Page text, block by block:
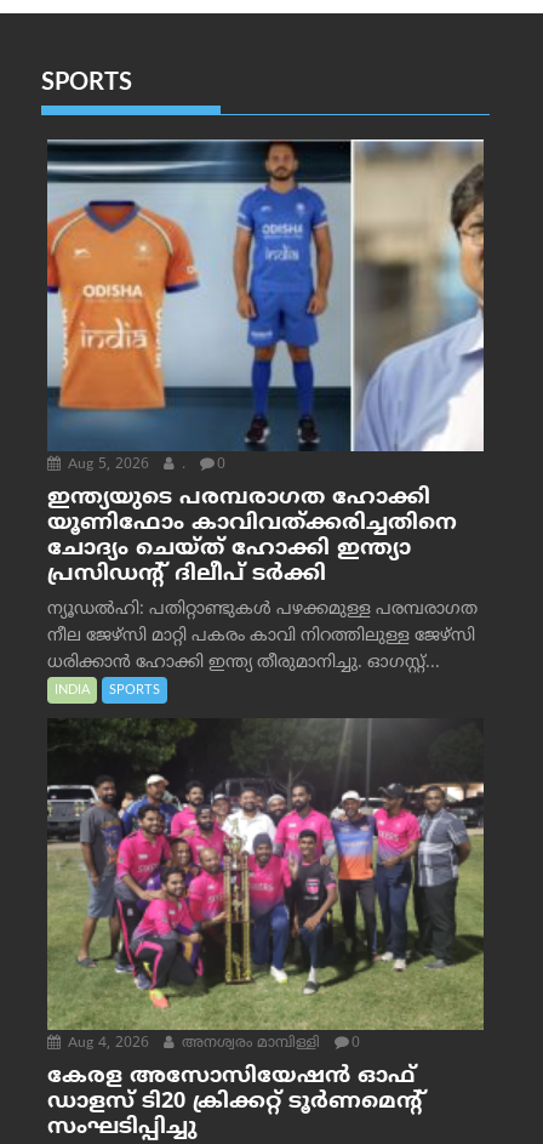
SPORTS
Aug 5, 2026 . 0
ഇന്ത്യയുടെ പരമ്പരാഗത ഹോക്കി
യൂണിഫോം കാവിവത്ക്കരിച്ചതിനെ
ചോദ്യം ചെയ്ത് ഹോക്കി ഇന്ത്യാ
പ്രസിഡന്റ് ദിലീപ് ടര്‍ക്കി
ന്യൂഡൽഹി: പതിറ്റാണ്ടുകൾ പഴക്കമുള്ള പരമ്പരാഗത
നീല ജേഴ്‌സി മാറ്റി പകരം കാവി നിറത്തിലുള്ള ജേഴ്‌സി
ധരിക്കാൻ ഹോക്കി ഇന്ത്യ തീരുമാനിച്ചു. ഓഗസ്റ്റ്...
INDIA SPORTS
Aug 4, 2026 അനശ്വരം മാമ്പിള്ളി 0
കേരള അസോസിയേഷൻ ഓഫ്
ഡാളസ് ടി20 ക്രിക്കറ്റ് ടൂർണമെന്റ്
സംഘടിപ്പിച്ചു